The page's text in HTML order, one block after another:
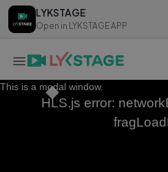
LYKSTAGE
Open in LYKSTAGE APP
LYKSTAGE
Open in LYKSTAGE APP
This is a modal window.
HLS.js error: